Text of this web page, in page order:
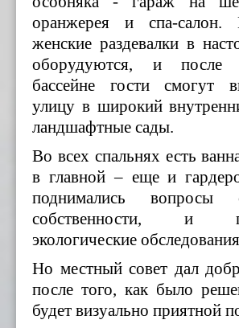
оранжерея и спа-
женские раздевалки в
оборудуются, и после
бассейне гости смогут
улицу в широкий
ландшафтные сады.
Во всех спальнях есть
в главной – еще и
поднимались вопросы
собственности, и
экологические
Но местный совет дал
после того, как было
будет визуально приятной